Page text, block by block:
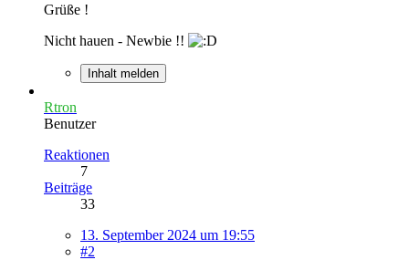
Grüße !
Nicht hauen - Newbie !!
Inhalt melden
Rtron
Benutzer
Reaktionen
7
Beiträge
33
13. September 2024 um 19:55
#2